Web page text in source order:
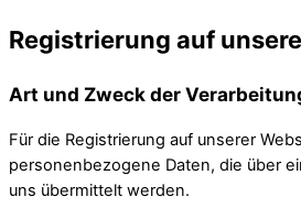
Registrierung auf
Art und Zweck der
Für die Registrierung auf unserer
personenbezogene Daten, die über
uns übermittelt werden.